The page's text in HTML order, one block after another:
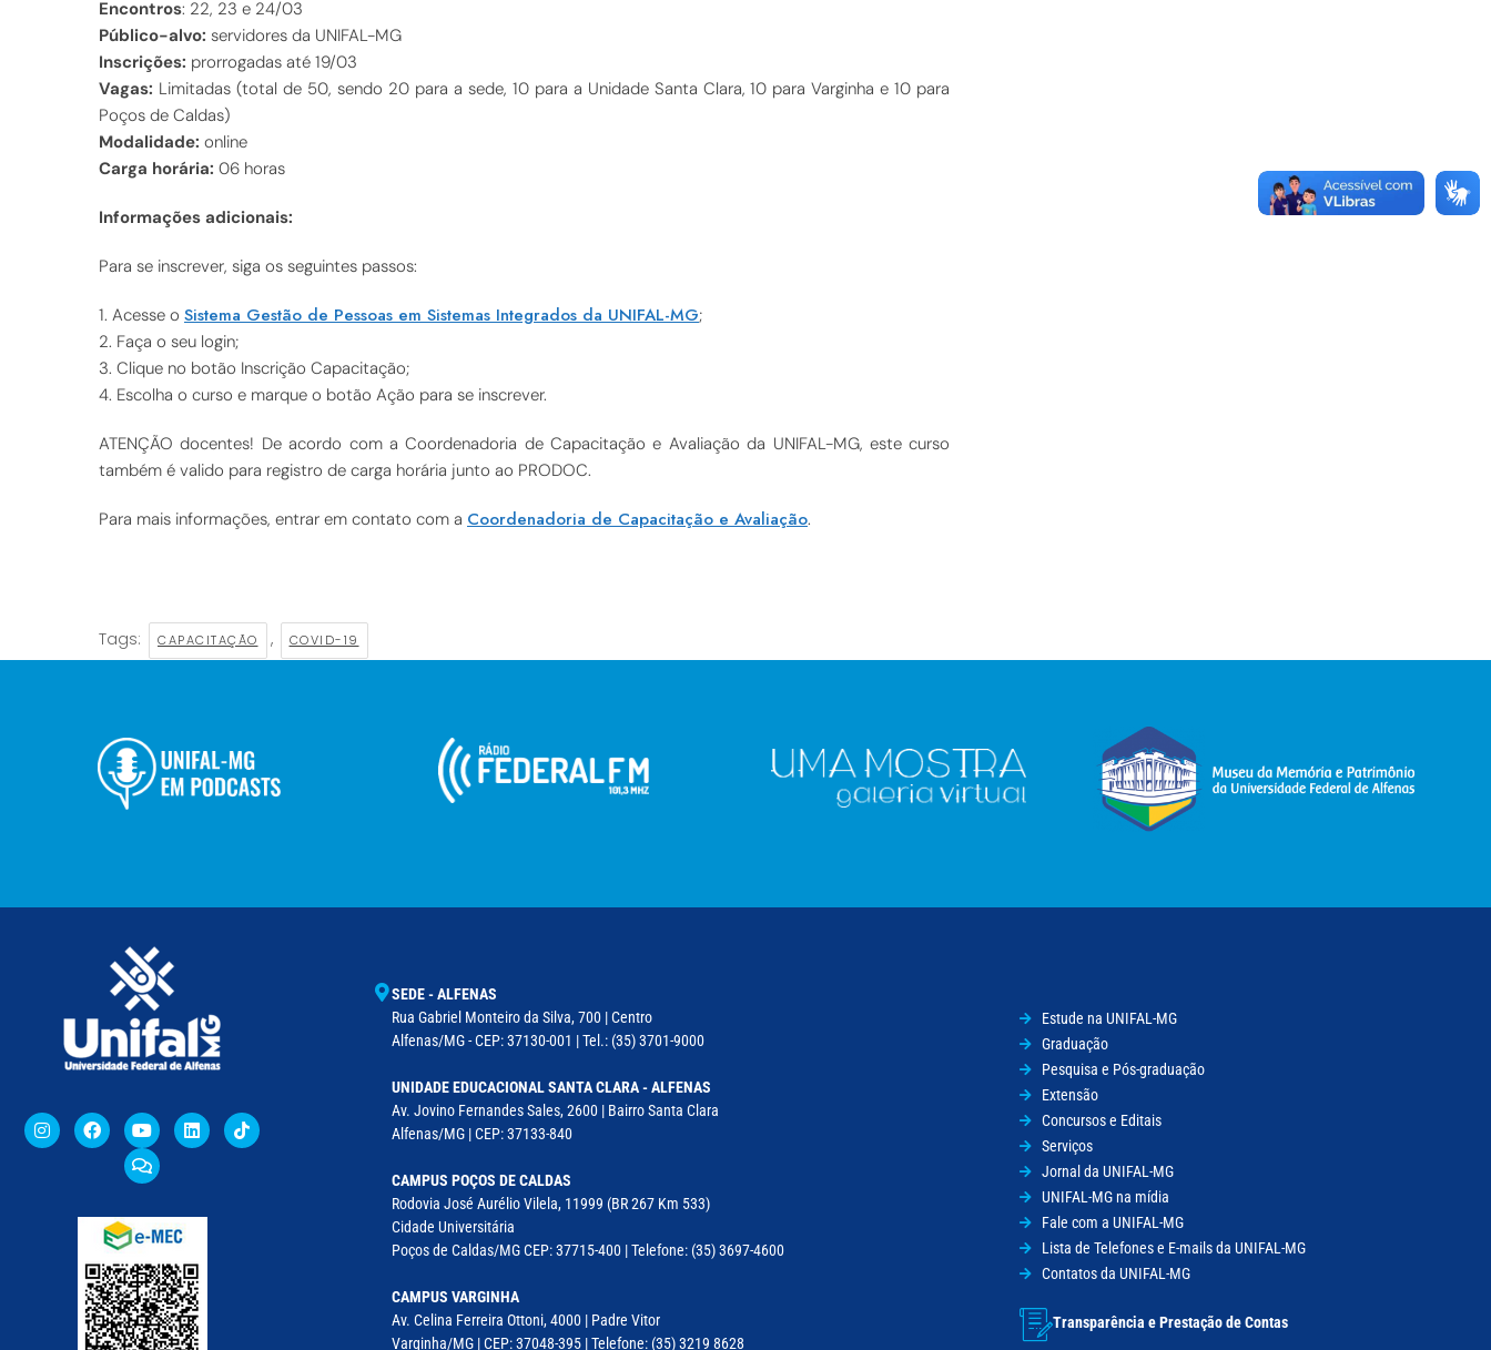
Encontros: 22, 23 e 24/03
Público-alvo: servidores da UNIFAL-MG
Inscrições: prorrogadas até 19/03
Vagas: Limitadas (total de 50, sendo 20 para a sede, 10 para a Unidade Santa Clara, 10 para Varginha e 10 para
Poços de Caldas)
Modalidade: online
Carga horária: 06 horas
Informações adicionais:
Para se inscrever, siga os seguintes passos:
1. Acesse o Sistema Gestão de Pessoas em Sistemas Integrados da UNIFAL-MG;
2. Faça o seu login;
3. Clique no botão Inscrição Capacitação;
4. Escolha o curso e marque o botão Ação para se inscrever.
ATENÇÃO docentes! De acordo com a Coordenadoria de Capacitação e Avaliação da UNIFAL-MG, este curso
também é valido para registro de carga horária junto ao PRODOC.
Para mais informações, entrar em contato com a Coordenadoria de Capacitação e Avaliação.
Tags: CAPACITAÇÃO , COVID-19
SEDE - ALFENAS
Rua Gabriel Monteiro da Silva, 700 | Centro
Alfenas/MG - CEP: 37130-001 | Tel.: (35) 3701-9000
UNIDADE EDUCACIONAL SANTA CLARA - ALFENAS
Av. Jovino Fernandes Sales, 2600 | Bairro Santa Clara
Alfenas/MG | CEP: 37133-840
CAMPUS POÇOS DE CALDAS
Rodovia José Aurélio Vilela, 11999 (BR 267 Km 533)
Cidade Universitária
Poços de Caldas/MG CEP: 37715-400 | Telefone: (35) 3697-4600
CAMPUS VARGINHA
Av. Celina Ferreira Ottoni, 4000 | Padre Vitor
Varginha/MG | CEP: 37048-395 | Telefone: (35) 3219 8628
Estude na UNIFAL-MG
Graduação
Pesquisa e Pós-graduação
Extensão
Concursos e Editais
Serviços
Jornal da UNIFAL-MG
UNIFAL-MG na mídia
Fale com a UNIFAL-MG
Lista de Telefones e E-mails da UNIFAL-MG
Contatos da UNIFAL-MG
Transparência e Prestação de Contas